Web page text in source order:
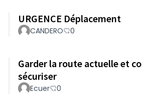
URGENCE Déplacement
CANDERO 0
Garder la route actuelle et
sécuriser
Ecuer 0